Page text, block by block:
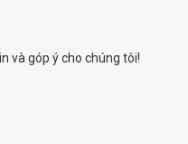
và góp ý cho chúng tôi!